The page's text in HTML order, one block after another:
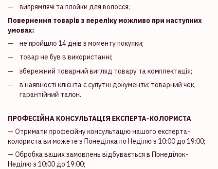
випрямлячі та плойки для волосся;
Повернення товарів з переліку можливо при наступних
умовах:
не пройшло 14 днів з моменту покупки;
товар не був в використанні;
збережний товарний вигляд товару та комплектація;
в наявності клієнта є супутні документи: товарний чек,
гарантійний талон.
ПРОФЕСІЙНА КОНСУЛЬТАЦІЯ ЕКСПЕРТА-КОЛОРИСТА
— Отримати професійну консультацію нашого експерта-
колориста ви можете з Понеділка по Неділю з 10:00 до 19:00;
— Обробка ваших замовлень відбувається в Понеділок-
Неділю з 10:00 до 19:00;